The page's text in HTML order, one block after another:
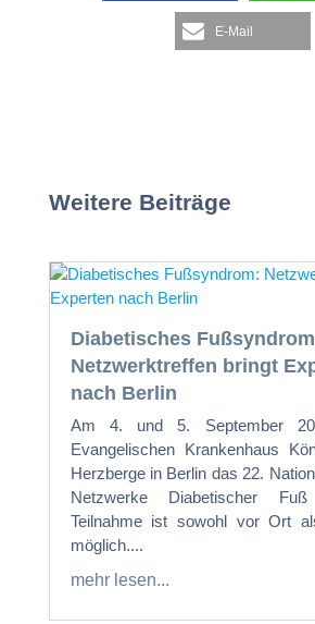
E-Mail
Weitere Beiträge
Diabetisches
Netzwerktreffen bringt
nach Berlin
Am 4. und 5. September
Evangelischen Krankenhaus
Herzberge in Berlin das 22.
Netzwerke Diabetischer
Teilnahme ist sowohl vor Ort
möglich....
mehr lesen...